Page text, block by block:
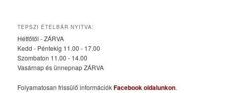
TEPSZI ÉTELBÁR NYITVA:
Hétfőtől - ZÁRVA
Kedd - Péntekig 11.00 - 17.00
Szombaton 11.00 - 14.00
Vasárnap és ünnepnap ZÁRVA
Folyamatosan frissülő információkFacebook oldalunkon.